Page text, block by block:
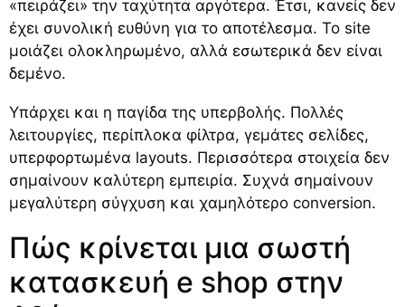
«πειράζει» την ταχύτητα αργότερα. Έτσι, κανείς δεν
έχει συνολική ευθύνη για το αποτέλεσμα. Το site
μοιάζει ολοκληρωμένο, αλλά εσωτερικά δεν είναι
δεμένο.
Υπάρχει και η παγίδα της υπερβολής. Πολλές
λειτουργίες, περίπλοκα φίλτρα, γεμάτες σελίδες,
υπερφορτωμένα layouts. Περισσότερα στοιχεία δεν
σημαίνουν καλύτερη εμπειρία. Συχνά σημαίνουν
μεγαλύτερη σύγχυση και χαμηλότερο conversion.
Πώς κρίνεται μια σωστή
κατασκευή e shop στην